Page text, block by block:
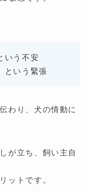
いう不安
という緊張
わり、犬の情動に
が立ち、飼い主自
ットです。